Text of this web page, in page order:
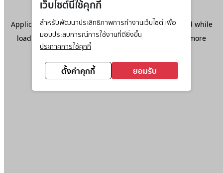
Application error: aclient-side exception has occurred while
loadingwww.ktc.co.th(see the browser console
for more
information).
เว็บไซต์นี้ใช้คุกกี้
สำหรับพัฒนาประสิทธิภาพการทำงานเว็บไซต์ เพื่อ
มอบประสบการณ์การใช้งานที่ดียิ่งขึ้น
ประกาศการใช้คุกกี้
ตั้งค่าคุกกี้ ยอมรับ